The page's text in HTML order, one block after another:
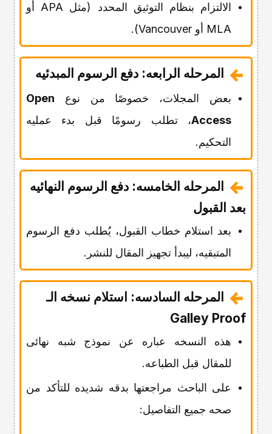
الالتزام بنظام التوثیق المحدد (مثل APA أو
MLA أو Vancouver).
المرحله الرابعه: دفع الرسوم المبدئیه
بعض المجلات، خصوصًا من نوع Open
Access، تطلب رسومًا قبل بدء عملیه
التحکیم.
المرحله الخامسه: دفع الرسوم النهائیه
بعد القبول
بعد استلام خطاب القبول، یُطلب دفع الرسوم
المتبقیه، لیبدأ تجهیز المقال للنشر.
المرحله السادسه: استلام نسخه الـ
Galley Proof
هذه النسخه عباره عن نموذج شبه نهائی
للمقال قبل الطباعه.
على الباحث مراجعتها بدقه شدیده للتأکد من
صحه جمیع التفاصیل: